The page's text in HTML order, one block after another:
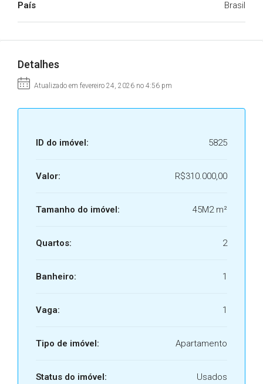
País Brasil
Detalhes
Atualizado em fevereiro 24, 2026 no 4:56 pm
ID do imóvel: 5825
Valor: R$310.000,00
Tamanho do imóvel: 45M2 m²
Quartos: 2
Banheiro: 1
Vaga: 1
Tipo de imóvel: Apartamento
Status do imóvel: Usados